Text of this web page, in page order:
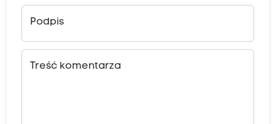
Podpis
Treść komentarza